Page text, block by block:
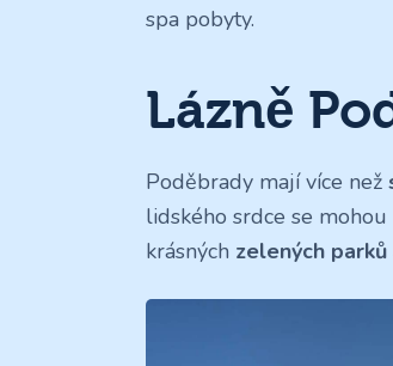
spa pobyty.
Lázně
Poděbrady mají více než
lidského srdce se
krásných zelených parků